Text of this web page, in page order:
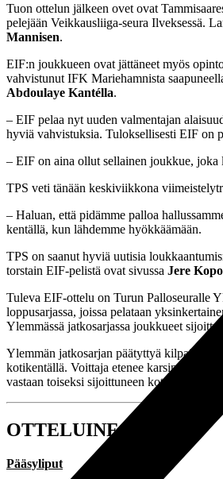
Tuon ottelun jälkeen ovet ovat
pelejään Veikkausliiga-seura Ilveksessä.
Mannisen.
EIF:n joukkueen ovat jättäneet myös
vahvistunut IFK Mariehamnista
Abdoulaye Kantélla.
– EIF pelaa nyt uuden valmentajan
hyviä vahvistuksia. Tuloksellisesti EIF on
– EIF on aina ollut sellainen joukkue, joka
TPS veti tänään keskiviikkona
– Haluan, että pidämme palloa
kentällä, kun lähdemme hyökkäämään.
TPS on saanut hyviä uutisia
torstain EIF-pelistä ovat sivussa Jere
Tuleva EIF-ottelu on Turun Palloseuralle
loppusarjassa, joissa pelataan
Ylemmässä jatkosarjassa joukkueet
Ylemmän jatkosarjan päätyttyä kilpailun
kotikentällä. Voittaja etenee karsinnan
vastaan toiseksi sijoittuneen kotikentällä.
OTTELUINFO
Pääsyliput